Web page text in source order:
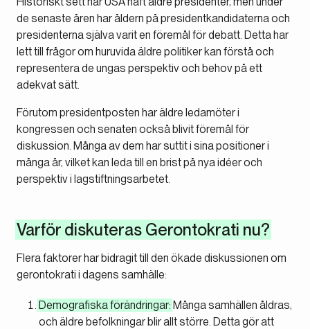
de senaste åren har åldern på presidentkandidaterna och
presidenterna själva varit en föremål för debatt. Detta har
lett till frågor om huruvida äldre politiker kan förstå och
representera de ungas perspektiv och behov på ett
adekvat sätt.
Förutom presidentposten har äldre ledamöter i
kongressen och senaten också blivit föremål för
diskussion. Många av dem har suttit i sina positioner i
många år, vilket kan leda till en brist på nya idéer och
perspektiv i lagstiftningsarbetet.
Varför diskuteras Gerontokrati nu?
Flera faktorer har bidragit till den ökade diskussionen om
gerontokrati i dagens samhälle:
Demografiska förändringar: Många samhällen åldras,
och äldre befolkningar blir allt större. Detta gör att